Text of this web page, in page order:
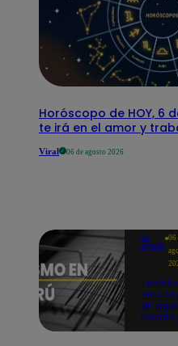
Horóscopo de HOY, 6
te irá en el amor y
Viral 06 de agosto 2026
Te
ayudo
06
Perú
de
horario